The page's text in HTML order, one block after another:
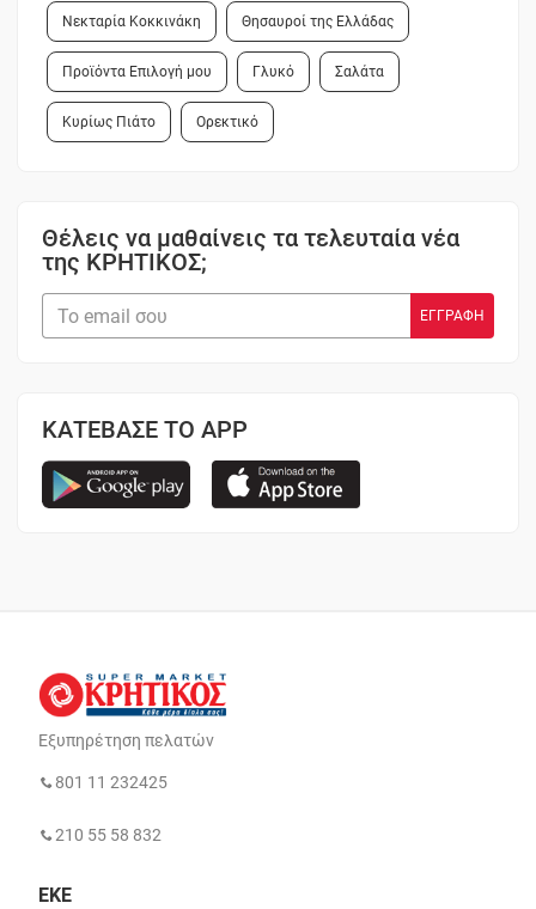
Νεκταρία Κοκκινάκη Θησαυροί της Ελλάδας
Προϊόντα Επιλογή μου Γλυκό Σαλάτα
Κυρίως Πιάτο Ορεκτικό
Θέλεις να μαθαίνεις τα τελευταία νέα
της ΚΡΗΤΙΚΟΣ;
ΚΑΤΕΒΑΣΕ ΤΟ APP
Εξυπηρέτηση πελατών
801 11 232425
210 55 58 832
ΕΚΕ